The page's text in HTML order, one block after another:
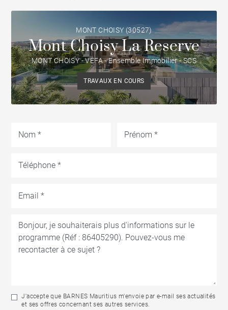
MONT CHOISY (30527)
Mont Choisy La Reserve
MONT CHOISY - VEFA - Ensemble Immobilier - SCS
TRAVAUX EN COURS
J'accepte que BARNES Mauritius m'envoie par e-mail ses actualités
et ses offres concernant ses autres services.